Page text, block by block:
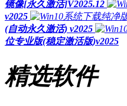
镜像[永久激活]V2025.12
v2025
(自动永久激活) v2025
位专业版(稳定激活版)v2025
精选软件